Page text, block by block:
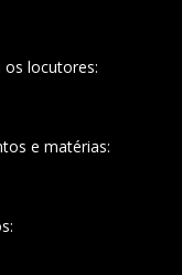
os locutores:
e matérias: